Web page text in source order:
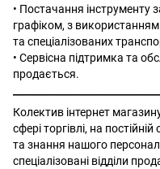
• Постачання
графіком, з використанням
та спеціалізованих
• Сервісна підтримка та
продається.
Колектив інтернет
сфері торгівлі, на
та знання нашого
спеціалізовані відділи